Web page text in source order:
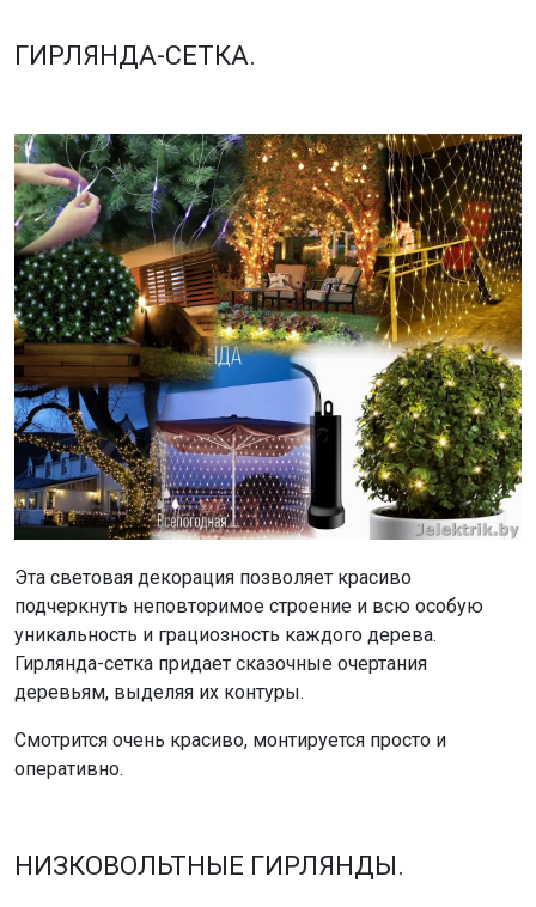
ГИРЛЯНДА-СЕТКА.
Эта световая декорация позволяет красиво
подчеркнуть неповторимое строение и всю особую
уникальность и грациозность каждого дерева.
Гирлянда-сетка придает сказочные очертания
деревьям, выделяя их контуры.
Смотрится очень красиво, монтируется просто и
оперативно.
НИЗКОВОЛЬТНЫЕ ГИРЛЯНДЫ.